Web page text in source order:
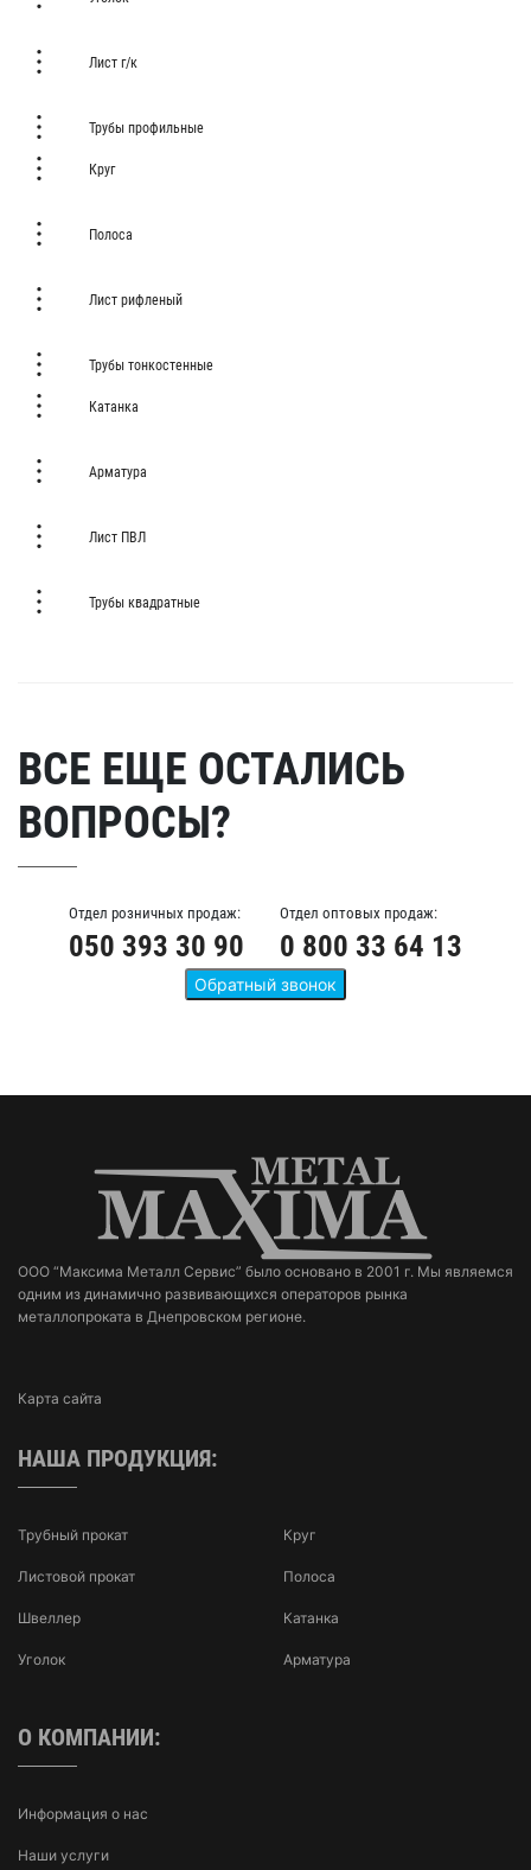
Лист г/к
Трубы профильные
Круг
Полоса
Лист рифленый
Трубы тонкостенные
Катанка
Арматура
Лист ПВЛ
Трубы квадратные
ВСЕ ЕЩЕ ОСТАЛИСЬ
ВОПРОСЫ?
Отдел розничных продаж:
050 393 30 90
Отдел оптовых продаж:
0 800 33 64 13
ООО “Максима Металл Сервис” было основано в 2001 г. Мы являемся
одним из динамично развивающихся операторов рынка
металлопроката в Днепровском регионе.
Карта сайта
НАША ПРОДУКЦИЯ:
Трубный прокат
Листовой прокат
Швеллер
Уголок
Круг
Полоса
Катанка
Арматура
О КОМПАНИИ:
Информация о нас
Наши услуги